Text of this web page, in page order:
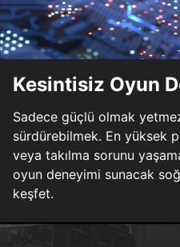
Kesintisiz Oyun
Sadece güçlü olmak
sürdürebilmek. En yüksek
veya takılma sorunu
oyun deneyimi sunacak
keşfet.